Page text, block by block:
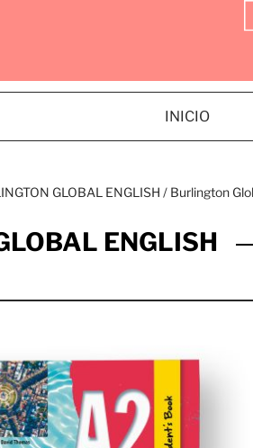
INICIO
GLOBAL ENGLISH / Burlington
ENGLISH